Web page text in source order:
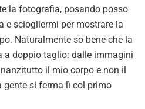
la fotografia, posando posso
e sciogliermi per mostrare la
Naturalmente so bene che la
a doppio taglio: dalle immagini
il mio corpo e non il
gente si ferma lì col primo